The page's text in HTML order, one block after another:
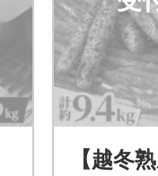
【越冬